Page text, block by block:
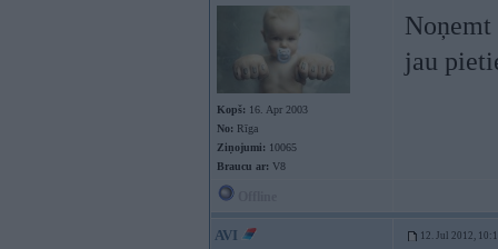
Kopš: 16. Apr 2003
No: Rīga
Ziņojumi: 10065
Braucu ar: V8
jau
AVI 12. Jul 2012,